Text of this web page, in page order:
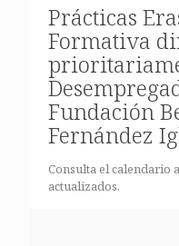
Prácticas
Formativa
Fundación
Fernández
Consulta el calendario
actualizados.